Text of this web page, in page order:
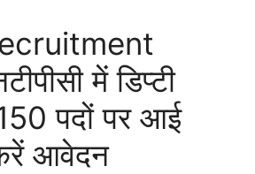
में डिप्टी
पदों पर आई
आवेदन